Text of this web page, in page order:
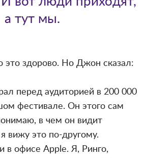
а тут мы.
это здорово. Но Джон сказал:
перед аудиторией в 200 000
фестивале. Он этого сам
в чем он видит
вижу это по-другому.
в офисе Apple. Я, Ринго,